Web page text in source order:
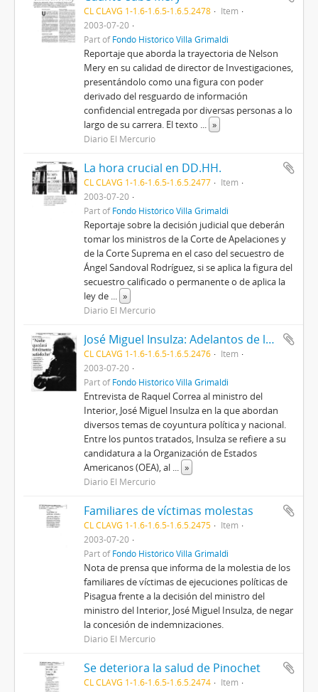
CL CLAVG 1-1.6-1.6.5-1.6.5.2478
Item
2003-07-20
Part ofFondo Histórico Villa Grimaldi
Reportaje que aborda la trayectoria de Nelson
Mery en su calidad de director de Investigaciones,
presentándolo como una figura con poder
derivado del resguardo de información
confidencial entregada por diversas personas a lo
largo de su carrera. El texto ... »
Diario El Mercurio
La hora crucial en DD.HH.
CL CLAVG 1-1.6-1.6.5-1.6.5.2477
Item
2003-07-20
Part ofFondo Histórico Villa Grimaldi
Reportaje sobre la decisión judicial que deberán
tomar los ministros de la Corte de Apelaciones y
de la Corte Suprema en el caso del secuestro de
Ángel Sandoval Rodríguez, si se aplica la figura del
secuestro calificado o permanente o de aplica la
ley de ... »
Diario El Mercurio
José Miguel Insulza: Adelantos de la propuesta de DD.HH. del Gobierno
CL CLAVG 1-1.6-1.6.5-1.6.5.2476
Item
2003-07-20
Part ofFondo Histórico Villa Grimaldi
Entrevista de Raquel Correa al ministro del
Interior, José Miguel Insulza en la que abordan
diversos temas de coyuntura política y nacional.
Entre los puntos tratados, Insulza se refiere a su
candidatura a la Organización de Estados
Americanos (OEA), al ... »
Diario El Mercurio
Familiares de víctimas molestas
CL CLAVG 1-1.6-1.6.5-1.6.5.2475
Item
2003-07-20
Part ofFondo Histórico Villa Grimaldi
Nota de prensa que informa de la molestia de los
familiares de víctimas de ejecuciones políticas de
Pisagua frente a la decisión del ministro del
ministro del Interior, José Miguel Insulza, de negar
la concesión de indemnizaciones.
Diario El Mercurio
Se deteriora la salud de Pinochet
CL CLAVG 1-1.6-1.6.5-1.6.5.2474
Item